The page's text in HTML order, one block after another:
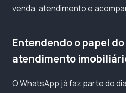
venda, atendimento e
Entendendo o papel
atendimento
O WhatsApp já faz parte do